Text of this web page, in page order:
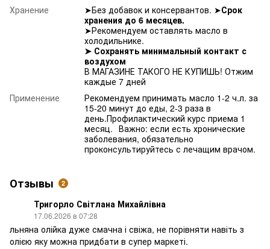
Хранение
➤Без добавок и консервантов. ➤Срок
хранения до 6 месяцев.
➤Рекомендуем оставлять масло в
холодильнике.
➤ Сохранять минимальный контакт с
воздухом
В МАГАЗИНЕ ТАКОГО НЕ КУПИШЬ! Отжим
каждые 7 дней
Применение
Рекомендуем принимать масло 1-2 ч.л. за
15-20 минут до еды, 2-3 раза в
день.Профилактический курс приема 1
месяц.⠀Важно: если есть хронические
заболевания, обязательно
проконсультируйтесь с лечащим врачом.
Отзывы 2
Тригорло Світлана Михайлівна
17.06.2026 в 07:28
льняна олійка дуже смачна і свіжа, не порівняти навіть з
олією яку можна придбати в супер маркеті.